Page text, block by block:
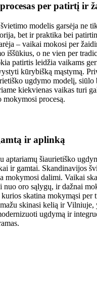
per patirtį ir
modelis garsėja ne
bet ir praktika bei
– vaikai mokosi per
iššūkius, o ne vien per
patirtis leidžia vaikams
kūrybišką mąstymą.
ugdymo modelį, siūlo
kiekvienas vaikas turi
mokymosi procesą.
ir aplinką
aptariamų šiaurietiško
ir gamtai. Skandinavijos
mokymosi dalimi. Vaikai
nuo oro sąlygų, ir dažnai
skatina mokymąsi per
skinasi kelią ir
ugdymą ir